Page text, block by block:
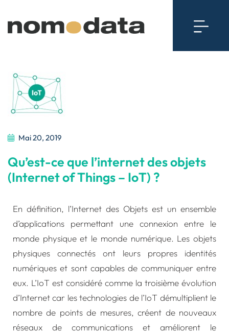
Mai 20, 2019
Qu’est-ce que l’internet des objets
(Internet of Things – IoT) ?
En définition, l’Internet des Objets est un ensemble
d’applications permettant une connexion entre le
monde physique et le monde numérique. Les objets
physiques connectés ont leurs propres identités
numériques et sont capables de communiquer entre
eux. L’IoT est considéré comme la troisième évolution
d’Internet car les technologies de l’IoT démultiplient le
nombre de points de mesures, créent de nouveaux
réseaux de communications et améliorent le